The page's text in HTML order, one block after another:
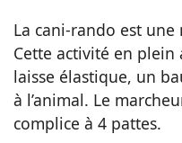
La cani-rando est
Cette activité en plein
laisse élastique, un
à l’animal. Le
complice à 4 pattes.